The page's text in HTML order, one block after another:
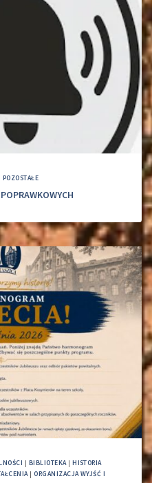
POZOSTAŁE
| BIBLIOTEKA|HISTORIA
|ORGANIZACJA WYJŚĆ I